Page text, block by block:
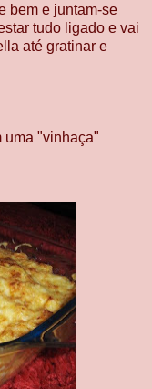
bem e juntam-se
tudo ligado e vai
até gratinar e
uma "vinhaça"